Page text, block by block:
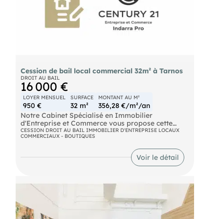
Cession de bail local commercial 32m² à Tarnos
DROIT AU BAIL
16 000 €
LOYER MENSUEL
950 €
SURFACE
32 m²
MONTANT AU M²
356,28 €/m²/an
Notre Cabinet Spécialisé en Immobilier
d'Entreprise et Commerce vous propose cette
opportunité en Immobilier Commercial avec la
cession en droit au bail d'un local commercial
d'environ 32 m², idéalement situé à Tarnos.
Implanté en première ligne d'un axe à très fort
emplacement stratégique pour capter une
clientèle dynamique et régulière. Facilement
accessible depuis la route, il dispose également
de places de stationnement directement devant,
pour une activité nécessitant un accès rapide et
CESSION DROIT AU BAIL IMMOBILIER D'ENTREPRISE LOCAUX
COMMERCIAUX - BOUTIQUES
Voir le détail